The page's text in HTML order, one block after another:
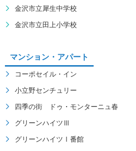
金沢市立犀生中学校
金沢市立田上小学校
マンション・アパート
コーポセイル・イン
小立野センチュリー
四季の街 ドゥ・モンターニュ春
グリーンハイツⅢ
グリーンハイツⅠ番館